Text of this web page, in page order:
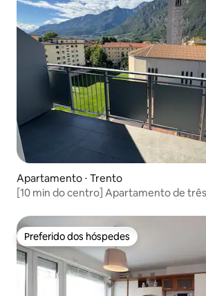
Apartamento ⋅ Trento
[10 min do centro] Apartamento de
Preferido dos hóspedes
Preferido dos hóspedes